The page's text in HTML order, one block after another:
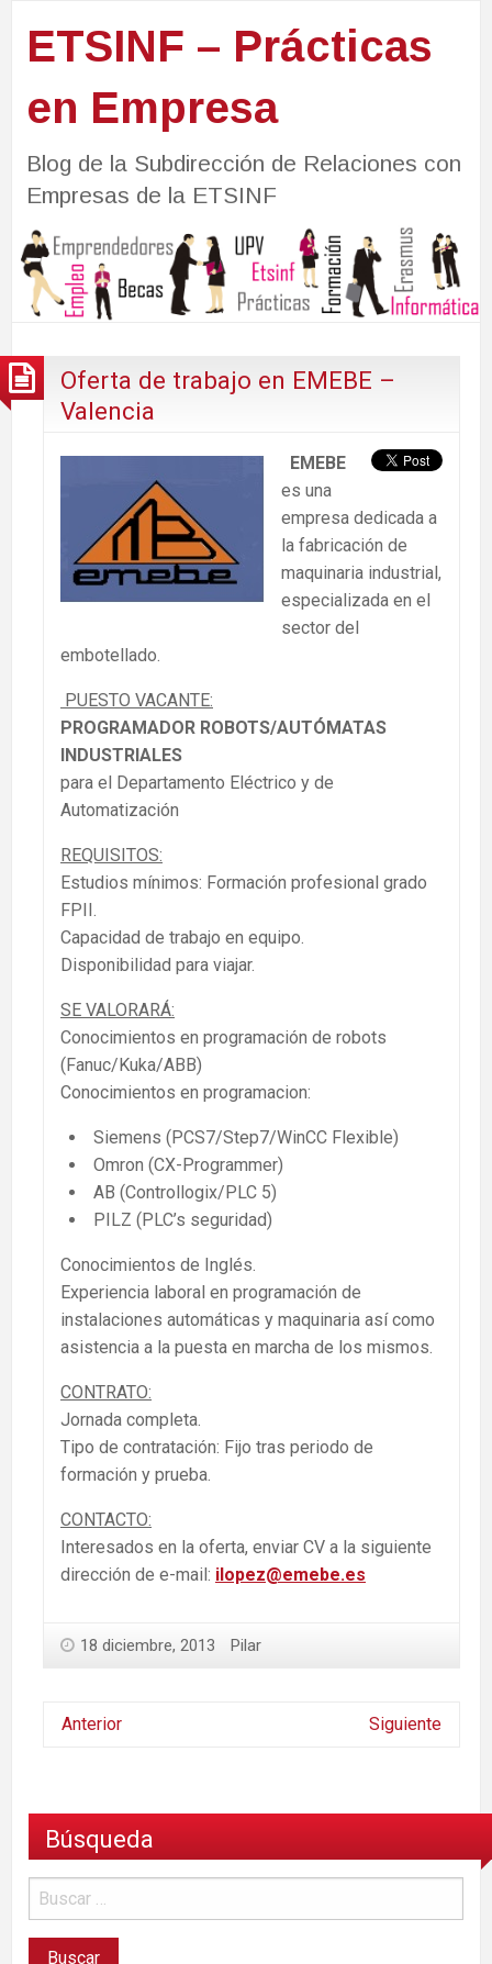
ETSINF – Prácticas
en Empresa
Blog de la Subdirección de Relaciones con
Empresas de la ETSINF
Oferta de trabajo en EMEBE –
Valencia
EMEBE
es una
empresa dedicada a
la fabricación de
maquinaria industrial,
especializada en el
sector del
embotellado.
PUESTO VACANTE:
PROGRAMADOR ROBOTS/AUTÓMATAS
INDUSTRIALES
para el Departamento Eléctrico y de
Automatización
REQUISITOS:
Estudios mínimos: Formación profesional grado
FPII.
Capacidad de trabajo en equipo.
Disponibilidad para viajar.
SE VALORARÁ:
Conocimientos en programación de robots
(Fanuc/Kuka/ABB)
Conocimientos en programacion:
Siemens (PCS7/Step7/WinCC Flexible)
Omron (CX-Programmer)
AB (Controllogix/PLC 5)
PILZ (PLC’s seguridad)
Conocimientos de Inglés.
Experiencia laboral en programación de
instalaciones automáticas y maquinaria así como
asistencia a la puesta en marcha de los mismos.
CONTRATO:
Jornada completa.
Tipo de contratación: Fijo tras periodo de
formación y prueba.
CONTACTO:
Interesados en la oferta, enviar CV a la siguiente
dirección de e-mail: ilopez@emebe.es
18 diciembre, 2013 Pilar
Anterior Siguiente
Búsqueda